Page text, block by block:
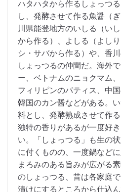
ハタハタから作るしょっつ
し、発酵させて作る魚醤（
川県能登地方のいしる（い
から作る）、よしる（よし
シ・サバから作る）や、香
しょっつるの仲間だ。海外
ー、ベトナムのニョクマム
フィリピンのパティス、中
韓国のカン醤などがある。
料とし、発酵熟成させて作
独特の香りがあるが一度好
い。「しょっつる」も生の
に付くものの、一度鍋など
まろみのある旨みが広がる
のしょっつる、昔は各家庭
漬けにするところから仕込